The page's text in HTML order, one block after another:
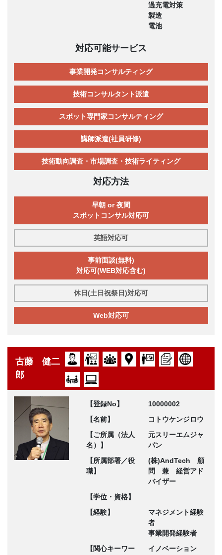
過充電対策
製造
電池
対応可能サービス
事業開発コンサルティング
技術コンサルタント派遣
スポット専門家コンサルティング
講師派遣(社員研修)
技術動向調査・市場調査・技術ライティング
対応方法
早朝 or 夜間
スポットコンサル対応可
英語対応可
事前面談(無料)
対応可(WEB対応含む)
休日(土日祝祭日)対応可
Web対応可
古藤 健二
郎
【登録No】
10000002
【名前】
コトウケンジロウ
【ご所属（法人
名）】
元スリーエムジャ
パン
【所属部署／役
職】
(株)AndTech 顧
問 兼 経営アド
バイザー
【学位・資格】
【経験】
マネジメント経験
者
事業開発経験者
【関心キーワー
イノベーション